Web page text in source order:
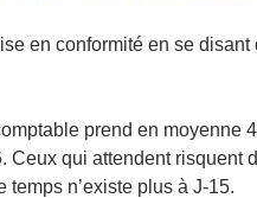
en conformité en se disant
prend en moyenne
qui attendent risquent
n’existe plus à J-15.